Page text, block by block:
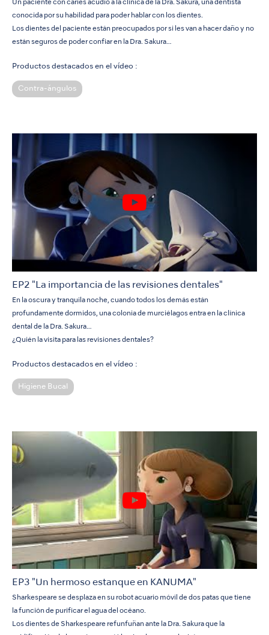
Un paciente con caries acudió a la clínica de la Dra. Sakura, una dentista
conocida por su habilidad para poder hablar con los dientes.
Los dientes del paciente están preocupados por si les van a hacer daño y no
están seguros de poder confiar en la Dra. Sakura…
Productos destacados en el vídeo :
Contra-ángulos
EP2 "La importancia de las revisiones dentales"
En la oscura y tranquila noche, cuando todos los demás están
profundamente dormidos, una colonia de murciélagos entra en la clínica
dental de la Dra. Sakura…
¿Quién la visita para las revisiones dentales?
Productos destacados en el vídeo :
Higiene Bucal
EP3 "Un hermoso estanque en KANUMA"
Sharkespeare se desplaza en su robot acuario móvil de dos patas que tiene
la función de purificar el agua del océano.
Los dientes de Sharkespeare refunfuñan ante la Dra. Sakura que la